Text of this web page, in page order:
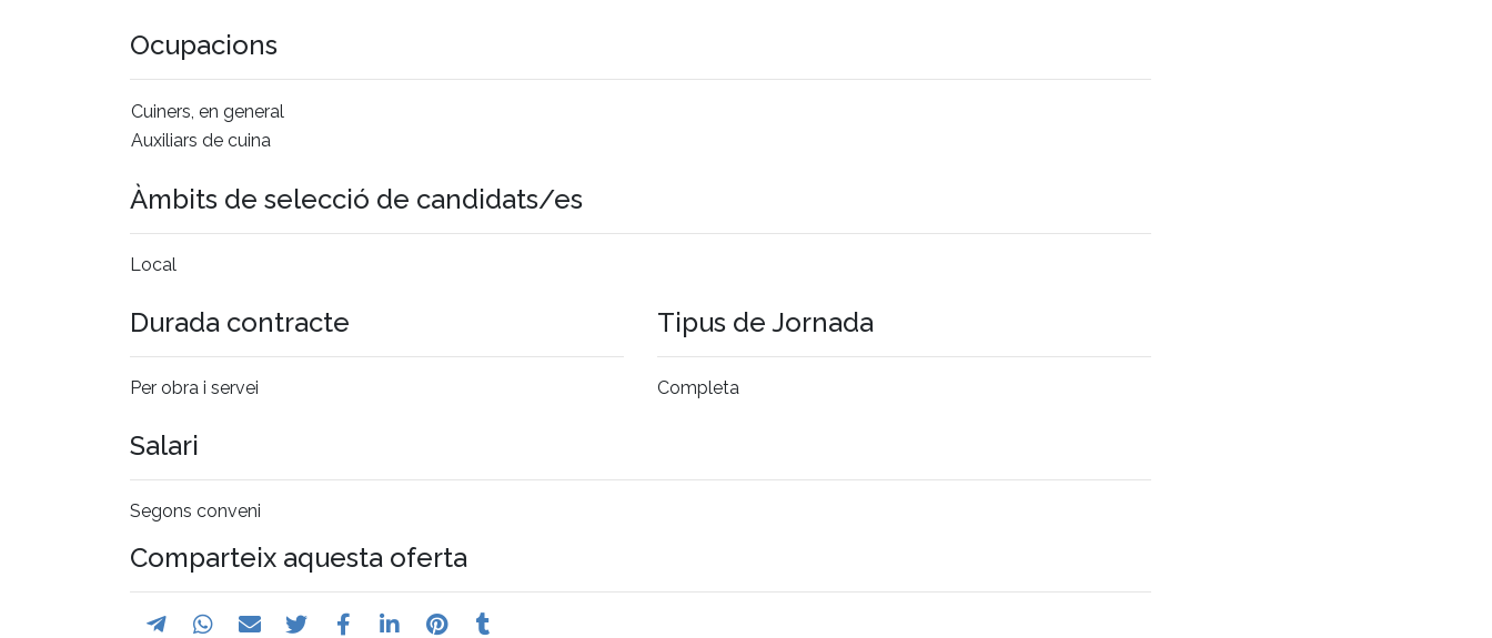
Ocupacions
Cuiners, en general
Auxiliars de cuina
Àmbits de selecció de candidats/es
Local
Durada contracte
Per obra i servei
Tipus de Jornada
Completa
Salari
Segons conveni
Comparteix aquesta oferta